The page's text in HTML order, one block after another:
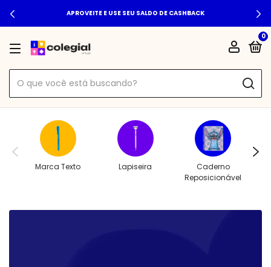
APROVEITE E USE SEU SALDO DE CASHBACK
0
Marca Texto Lapiseira
Caderno
Reposicionável